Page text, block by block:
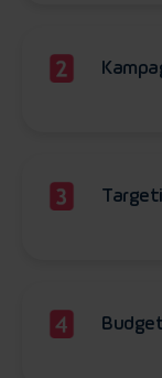
Unsere
und schnell
die Option
gewünschten